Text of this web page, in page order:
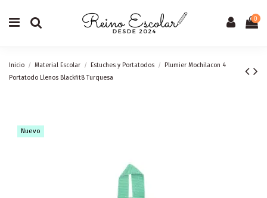
0
Inicio Material Escolar Estuches y Portatodos
Plumier Mochilacon 4
Portatodo Llenos Blackfit8 Turquesa
Nuevo